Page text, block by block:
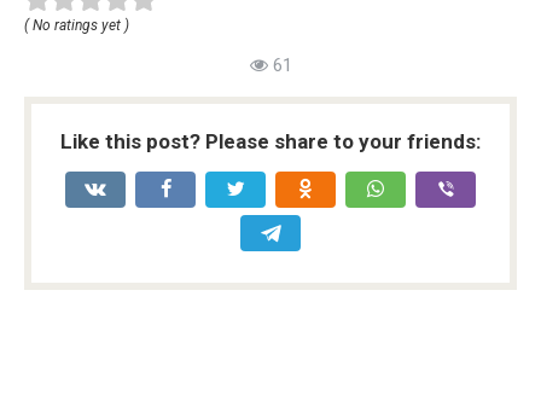
( No ratings yet )
61
Like this post? Please share to your friends: